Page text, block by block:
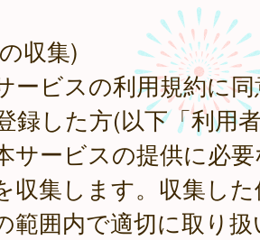
収集)
ービスの利用規約に
録した方(以下「利用
サービスの提供に必
収集します。収集し
範囲内で適切に取り